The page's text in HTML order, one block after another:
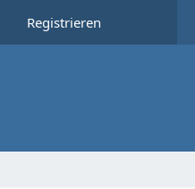
Registrieren